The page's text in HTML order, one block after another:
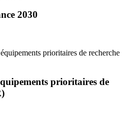
2030
prioritaires de recherche
prioritaires de